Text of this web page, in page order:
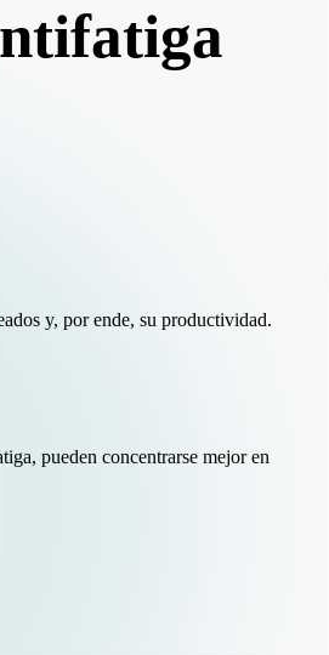
y, por ende, su productividad.
pueden concentrarse mejor en